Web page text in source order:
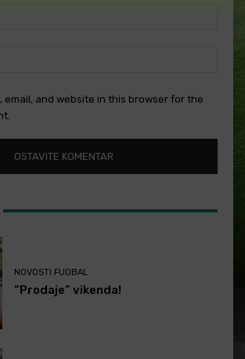
email, and website in this browser for the
NOVOSTI FUDBAL
“Prodaje” vikenda!